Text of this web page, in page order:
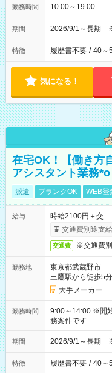
勤務時間 10:00～19:00
期間 2026/9/1～長期
特徴 履歴書不要 / 40～
気になる！
在宅OK！【働き方
アシスタント業務*o
派遣 ブランクOK WEB登
給与
時給2100円＋交
交通費別途支
交通費 ※交通費
勤務地
東京都武蔵野市
三鷹駅から徒歩5分
大手メーカー
勤務時間
9:00～14:00 ※開
務案件です
期間 2026/9/1～長期
特徴 履歴書不要 / 40～